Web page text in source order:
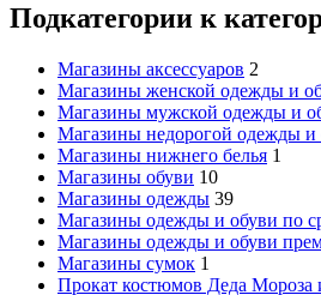
Подкатегории к
Магазины аксессуаров 2
Магазины женской одежды и
Магазины мужской одежды и
Магазины недорогой одежды и
Магазины нижнего белья 1
Магазины обуви 10
Магазины одежды 39
Магазины одежды и обуви по
Магазины одежды и обуви
Магазины сумок 1
Прокат костюмов Деда Мороза